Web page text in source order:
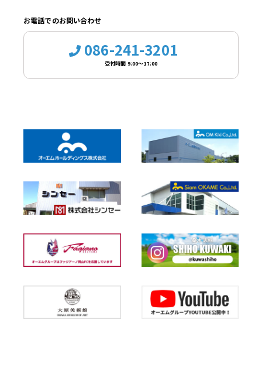
お電話でのお問い合わせ
086-241-3201
受付時間 9:00～17:00